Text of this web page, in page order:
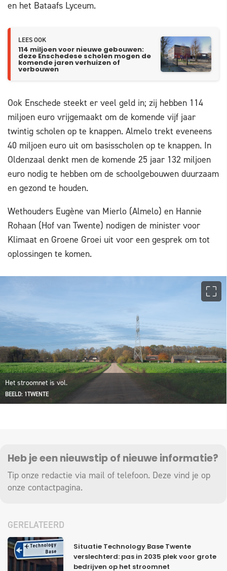
en het Bataafs Lyceum.
LEES OOK
114 miljoen voor nieuwe gebouwen:
deze Enschedese scholen mogen de
komende jaren verhuizen of
verbouwen
Ook Enschede steekt er veel geld in; zij hebben 114
miljoen euro vrijgemaakt om de komende vijf jaar
twintig scholen op te knappen. Almelo trekt eveneens
40 miljoen euro uit om basisscholen op te knappen. In
Oldenzaal denkt men de komende 25 jaar 132 miljoen
euro nodig te hebben om de schoolgebouwen duurzaam
en gezond te houden.
Wethouders Eugène van Mierlo (Almelo) en Hannie
Rohaan (Hof van Twente) nodigen de minister voor
Klimaat en Groene Groei uit voor een gesprek om tot
oplossingen te komen.
Het stroomnet is vol.
BEELD: 1TWENTE
Heb je een nieuwstip of nieuwe informatie?
Tip onze redactie via mail of telefoon. Deze vind je op
onze contactpagina.
GERELATEERD
Situatie Technology Base Twente
verslechterd: pas in 2035 plek voor grote
bedrijven op het stroomnet